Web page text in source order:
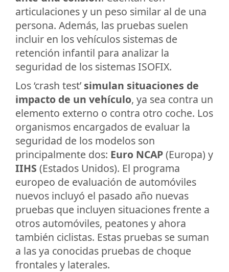
articulaciones y un peso similar al de una
persona. Además, las pruebas suelen
incluir en los vehículos sistemas de
retención infantil para analizar la
seguridad de los sistemas ISOFIX.
Los ‘crash test’ simulan situaciones de
impacto de un vehículo, ya sea contra un
elemento externo o contra otro coche. Los
organismos encargados de evaluar la
seguridad de los modelos son
principalmente dos: Euro NCAP(Europa) y
IIHS (Estados Unidos). El programa
europeo de evaluación de automóviles
nuevos incluyó el pasado año nuevas
pruebas que incluyen situaciones frente a
otros automóviles, peatones y ahora
también ciclistas. Estas pruebas se suman
a las ya conocidas pruebas de choque
frontales y laterales.